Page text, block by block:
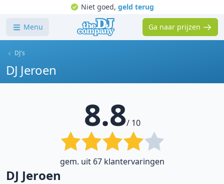
Niet goed, geld terug
Menu Ga naar prijzen
DJ's
DJ Jeroen
8.8/ 10
gem. uit 67 klantervaringen
DJ Jeroen